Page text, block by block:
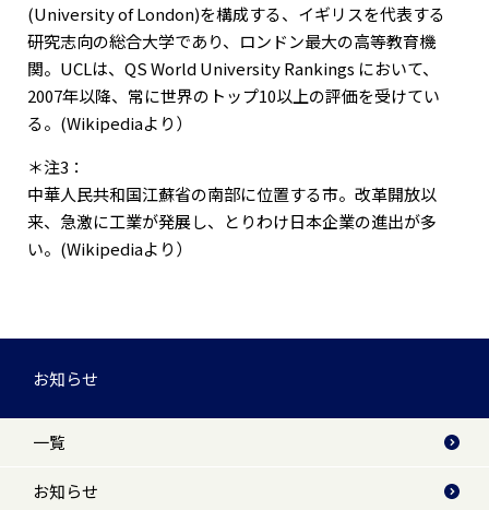
(University of London)を構成する、イギリスを代表する
研究志向の総合大学であり、ロンドン最大の高等教育機
関。UCLは、QS World University Rankings において、
2007年以降、常に世界のトップ10以上の評価を受けてい
る。(Wikipediaより）
＊注3：
中華人民共和国江蘇省の南部に位置する市。改革開放以
来、急激に工業が発展し、とりわけ日本企業の進出が多
い。(Wikipediaより）
お知らせ
一覧
お知らせ